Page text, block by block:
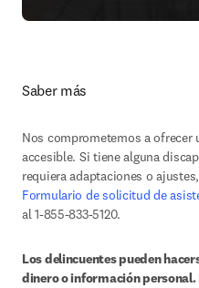
Saber más
Nos comprometemos a
accesible. Si tiene alguna
Formulario de solicitud de
al 1-855-833-5120.
Los delincuentes pueden
dinero o información